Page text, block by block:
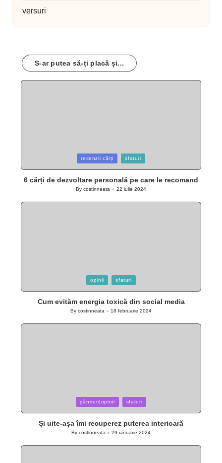
versuri
S-ar putea să-ți placă și...
in
recenzii cărți sfaturi
6 cărți de dezvoltare personală pe care le recomand
Posted
Bycostinneata 22 iulie 2024
in
opinii sfaturi
Cum evităm energia toxică din social media
Posted
By costinneata 18 februarie 2024
in
gânduri|opinii sfaturi
Și uite-așa îmi recuperez puterea interioară
Posted
By costinneata 29 ianuarie 2024